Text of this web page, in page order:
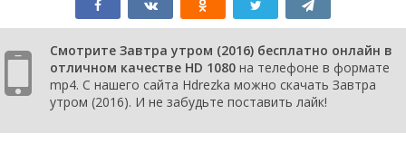
Смотрите Завтра утром (2016) бесплатно онлайн в
отличном качестве HD 1080 на телефоне в формате
mp4. С нашего сайта Hdrezka можно скачать Завтра
утром (2016). И не забудьте поставить лайк!